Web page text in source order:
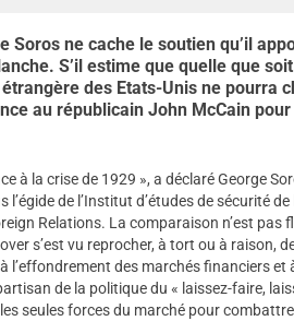
Soros ne cache le soutien qu’il
S’il estime que quelle que
des Etats-Unis ne pourra
au républicain John McCain
à la crise de 1929 », a déclaré George
l’égide de l’Institut d’études de sécurité
Relations. La comparaison n’est
s’est vu reprocher, à tort ou à raison,
l’effondrement des marchés financiers
de la politique du « laissez-faire,
seules forces du marché pour